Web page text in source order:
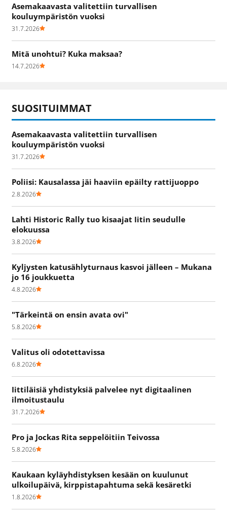
Asemakaavasta valitettiin turvallisen
kouluympäristön vuoksi
31.7.2026
Mitä unohtui? Kuka maksaa?
14.7.2026
SUOSITUIMMAT
Asemakaavasta valitettiin turvallisen
kouluympäristön vuoksi
31.7.2026
Poliisi: Kausalassa jäi haaviin epäilty rattijuoppo
2.8.2026
Lahti Historic Rally tuo kisaajat Iitin seudulle
elokuussa
3.8.2026
Kyljysten katusählyturnaus kasvoi jälleen – Mukana
jo 16 joukkuetta
4.8.2026
"Tärkeintä on ensin avata ovi"
5.8.2026
Valitus oli odotettavissa
6.8.2026
Iittiläisiä yhdistyksiä palvelee nyt digitaalinen
ilmoitustaulu
31.7.2026
Pro ja Jockas Rita seppelöitiin Teivossa
5.8.2026
Kaukaan kyläyhdistyksen kesään on kuulunut
ulkoilupäivä, kirppistapahtuma sekä kesäretki
1.8.2026